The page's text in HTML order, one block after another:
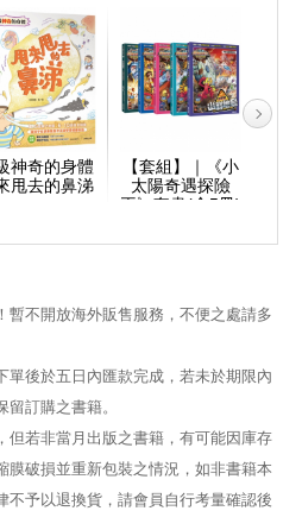
神奇的身體
甩去的鼻涕
【套組】｜《小
太陽奇遇探險
王》套書(全5冊)
暫不開放海外販售服務，不便之處請多
單後於五日內匯款完成，若未於期限內
訂購之書籍。
但若非當月出版之書籍，有可能因庫存
膜破損並重新包裝之情況，如非書籍本
不予以退換貨，請會員自行考量確認後